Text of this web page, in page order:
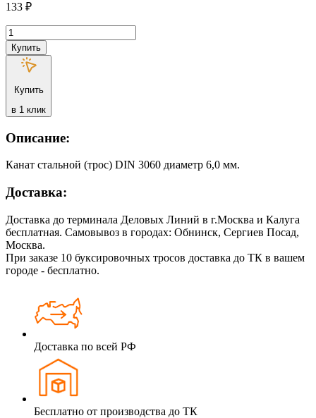
133 ₽
Количество
товара
Канат
стальной
DIN
3060
диаметр
6,0
мм
Купить
Купить
в 1 клик
Описание:
Канат стальной (трос) DIN 3060 диаметр 6,0 мм.
Доставка:
Доставка до терминала Деловых Линий в г.Москва и Калуга
бесплатная. Самовывоз в городах: Обнинск, Сергиев Посад,
Москва.
При заказе 10 буксировочных тросов доставка до ТК в вашем
городе - бесплатно.
Доставка по всей РФ
Бесплатно от производства до ТК